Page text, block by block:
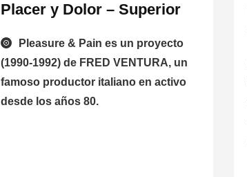
Placer y Dolor – Superior
Pleasure & Pain es un proyecto
(1990-1992) de FRED VENTURA, un
famoso productor italiano en activo
desde los años 80.